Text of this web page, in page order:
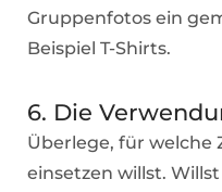
Gruppenfotos ein
Beispiel T-Shirts.
6. Die
Überlege, für welche
einsetzen willst.